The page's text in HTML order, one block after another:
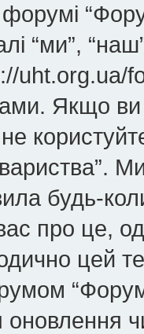
“ми”,
uht.org.ua/
Якщо ви
будь-
про це,
цей
оновлення